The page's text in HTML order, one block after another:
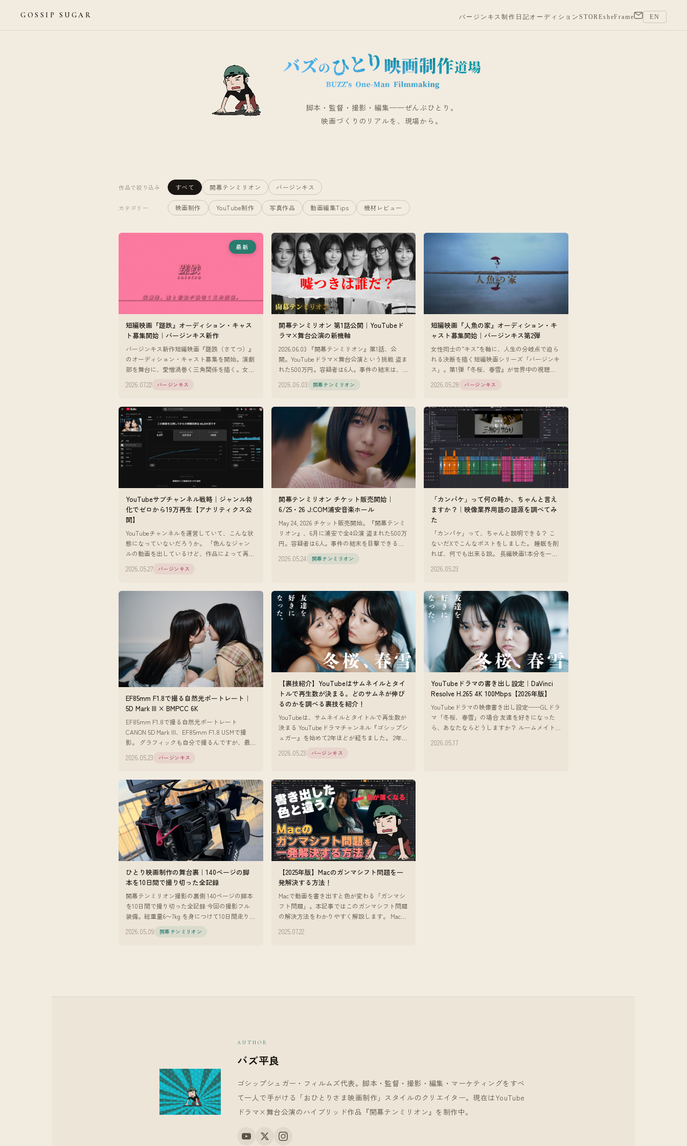
GOSSIP SUGAR バージンキス制作日記オーディション STOREsheFrame EN
脚本・監督・撮影・編集——ぜんぶひとり。
映画づくりのリアルを、現場から。
作品で絞り込み すべて 開幕テンミリオン バージンキス
カテゴリー 映画制作 YouTube制作 写真作品 動画編集Tips 機材レビュー
最新
短編映画『蹉跌』オーディション・キャス
ト募集開始｜バージンキス新作
バージンキス新作短編映画『蹉跌（さてつ）』
のオーディション・キャスト募集を開始。演劇
部を舞台に、愛憎渦巻く三角関係を描く。女子
問。
2026.07.22 バージンキス
開幕テンミリオン 第1話公開｜YouTubeド
ラマ×舞台公演の新機軸
2026.06.03 『開幕テンミリオン』第1話、公
開。YouTubeドラマ×舞台公演という挑戦 盗ま
れた500万円。容疑者は6人。事件の結末は、劇
の第1話が
2026.06.03 開幕テンミリオン
短編映画『人魚の家』オーディション・キ
ャスト募集開始｜バージンキス第2弾
女性同士の”キス”を軸に、人生の分岐点で迫ら
れる決断を描く短編映画シリーズ「バージンキ
ス」。第1弾『冬桜、春雪』が世界中の視聴者
家』のオーディション・キャス [
2026.05.28 バージンキス
YouTubeサブチャンネル戦略｜ジャンル特
化でゼロから19万再生【アナリティクス公
開】
YouTubeチャンネルを運営していて、こんな状
態になっていないだろうか。 「色んなジャン
ルの動画を出しているけど、作品によって再生
い」 「アルゴリズムに乗りに
2026.05.27 バージンキス
開幕テンミリオン チケット販売開始｜
6/25・26 J:COM浦安音楽ホール
May 24, 2026 チケット販売開始。『開幕テンミ
リオン』、6月に浦安で全4公演 盗まれた500万
円。容疑者は6人。事件の結末を目撃できるの
のチケット販
2026.05.24 開幕テンミリオン
「カンパケ」って何の略か、ちゃんと言え
ますか？｜映像業界用語の語源を調べてみ
た
「カンパケ」って、ちゃんと説明できる？ こ
ないだXでこんなポストをしました。 睡眠を削
れば、何でも出来る説。 長編映画1本分を一週
プシュガー — ポストを
2026.05.23
EF85mm F1.8で撮る自然光ポートレート｜
5D Mark III × BMPCC 6K
EF85mm F1.8で撮る自然光ポートレート
CANON 5D Mark III、EF85mm F1.8 USMで撮
影。 グラフィックも自分で撮るんですが、最
2026.05.23 バージンキス
【裏技紹介】YouTubeはサムネイルとタイ
トルで再生数が決まる。どのサムネが伸び
るのかを調べる裏技を紹介！
YouTubeは、サムネイルとタイトルで再生数が
決まる YouTubeドラマチャンネル『ゴシップシ
ュガー』を始めて2年ほどが経ちました。 2年や
は、サム
2026.05.23 バージンキス
YouTubeドラマの書き出し設定｜DaVinci
Resolve H.265 4K 100Mbps【2026年版】
YouTubeドラマの映像書き出し設定──GLドラ
マ「冬桜、春雪」の場合 友達を好きになった
ら、あなたならどうしますか？ ルームメイト
二人の距離感だったり、
2026.05.17
ひとり映画制作の舞台裏｜140ページの脚
本を10日間で撮り切った全記録
開幕テンミリオン撮影の裏側 140ページの脚本
を10日間で撮り切った全記録 今回の撮影フル
装備。総重量6〜7kg を身につけて10日間走り続
す。脚本、監
2026.05.09 開幕テンミリオン
【2025年版】Macのガンマシフト問題を一
発解決する方法！
Macで動画を書き出すと色が変わる「ガンマシ
フト問題」。本記事ではこのガンマシフト問題
の解決方法をわかりやすく解説します。 Macで
が違う！」**と感じたこ
2025.07.22
AUTHOR
バズ平良
ゴシップシュガー・フィルムズ代表。脚本・監督・撮影・編集・マーケティングをすべ
て一人で手がける「おひとりさま映画制作」スタイルのクリエイター。現在はYouTube
ドラマ×舞台公演のハイブリッド作品『開幕テンミリオン』を制作中。